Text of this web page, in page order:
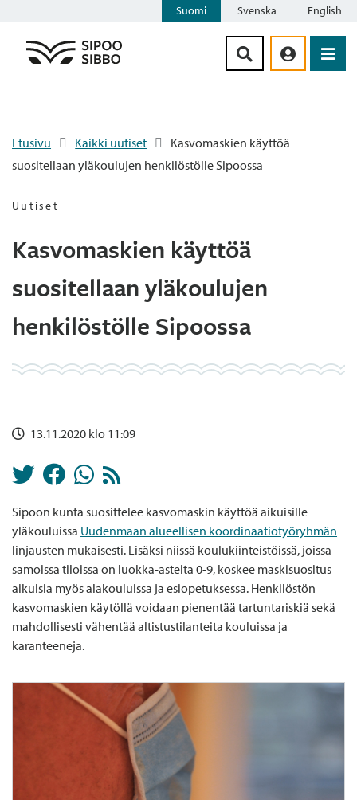
Suomi Svenska English
Etusivu Kaikki uutiset
Kasvomaskien käyttöä
suositellaan yläkoulujen henkilöstölle Sipoossa
Uutiset
Kasvomaskien käyttöä
suositellaan yläkoulujen
henkilöstölle Sipoossa
13.11.2020 klo 11:09
Sipoon kunta suosittelee kasvomaskin käyttöä aikuisille
yläkouluissa Uudenmaan alueellisen koordinaatiotyöryhmän
linjausten mukaisesti. Lisäksi niissä koulukiinteistöissä, joissa
samoissa tiloissa on luokka-asteita 0-9, koskee maskisuositus
aikuisia myös alakouluissa ja esiopetuksessa. Henkilöstön
kasvomaskien käytöllä voidaan pienentää tartuntariskiä sekä
mahdollisesti vähentää altistustilanteita kouluissa ja
karanteeneja.